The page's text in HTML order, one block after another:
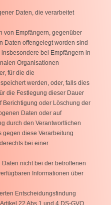
Daten, die verarbeitet
von Empfängern, gegenüber
Daten offengelegt worden sind
bei Empfängern in
Organisationen
für die die
werden, oder, falls dies
die Festlegung dieser Dauer
Berichtigung oder Löschung der
Daten oder auf
durch den Verantwortlichen
gegen diese Verarbeitung
bei einer
nicht bei der betroffenen
Informationen über
Entscheidungsfindung
22 Abs.1 und 4 DS-GVO